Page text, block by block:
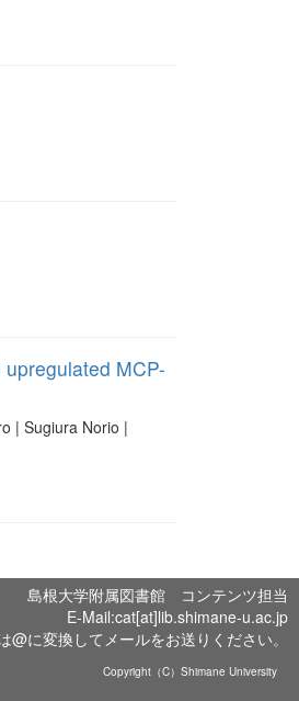
MCP-
| Sugiura Norio |
島根大学附属図書館 コンテンツ担当
E-Mail:cat[at]lib.shimane-u.ac.jp
@に変換してメールをお送りください。
Copyright（C）Shimane University